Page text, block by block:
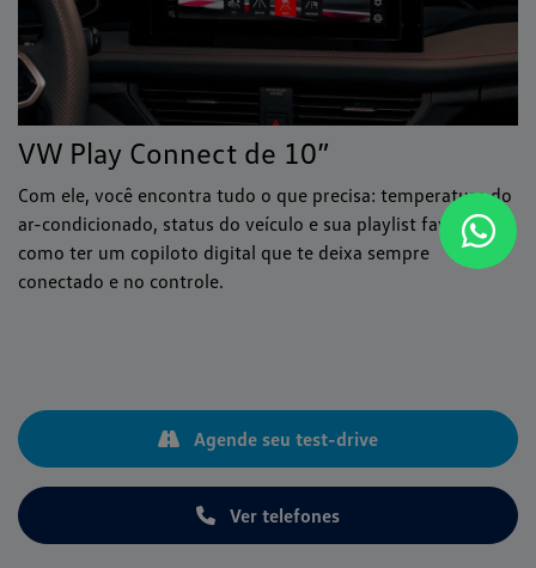
VW Play Connect de 10”
Com ele, você encontra tudo o que precisa: temperatura do
ar-condicionado, status do veículo e sua playlist favorita. É
como ter um copiloto digital que te deixa sempre
conectado e no controle.
Ver telefones
Agende seu test-drive